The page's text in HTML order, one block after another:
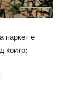
паркет е
които: